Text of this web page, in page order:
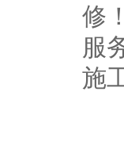
修
服
施